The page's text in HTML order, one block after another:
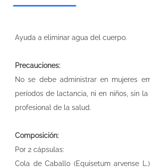
Ayuda a eliminar agua del cuerpo.
Precauciones:
No se debe administrar en mujeres
períodos de lactancia, ni en niños, sin
profesional de la salud.
Composición:
Por 2 cápsulas:
Cola de Caballo (Equisetum arvense